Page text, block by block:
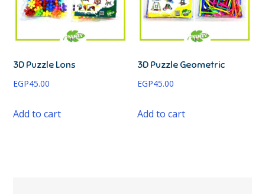
3D Puzzle Lons
EGP45.00
Add to cart
3D Puzzle Geometric
EGP45.00
Add to cart